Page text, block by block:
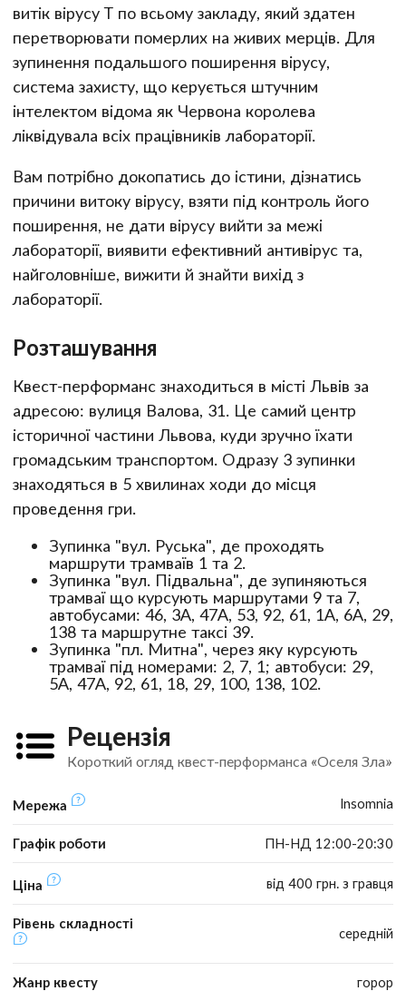
витік вірусу Т по всьому закладу, який здатен
перетворювати померлих на живих мерців. Для
зупинення подальшого поширення вірусу,
система захисту, що керується штучним
інтелектом відома як Червона королева
ліквідувала всіх працівників лабораторії.
Вам потрібно докопатись до істини, дізнатись
причини витоку вірусу, взяти під контроль його
поширення, не дати вірусу вийти за межі
лабораторії, виявити ефективний антивірус та,
найголовніше, вижити й знайти вихід з
лабораторії.
Розташування
Квест-перформанс знаходиться в місті Львів за
адресою: вулиця Валова, 31. Це самий центр
історичної частини Львова, куди зручно їхати
громадським транспортом. Одразу 3 зупинки
знаходяться в 5 хвилинах ходи до місця
проведення гри.
Зупинка "вул. Руська", де проходять
маршрути трамваїв 1 та 2.
Зупинка "вул. Підвальна", де зупиняються
трамваї що курсують маршрутами 9 та 7,
автобусами: 46, 3А, 47А, 53, 92, 61, 1А, 6А, 29,
138 та маршрутне таксі 39.
Зупинка "пл. Митна", через яку курсують
трамваї під номерами: 2, 7, 1; автобуси: 29,
5А, 47А, 92, 61, 18, 29, 100, 138, 102.
Рецензія
Короткий огляд квест-перформанса «Оселя Зла»
Мережа Insomnia
Графік роботи ПН-НД 12:00-20:30
Ціна від 400 грн. з гравця
Рівень складності
середній
Жанр квесту горор